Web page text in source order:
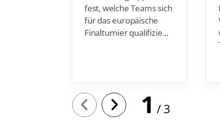
fest, welche Teams sich
für das europäische
Finalturnier qualifizie…
1 3